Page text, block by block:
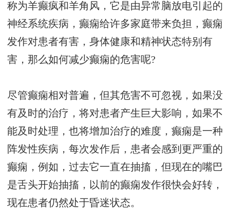
称为羊癫疯和羊角风，它是由异常脑放电引起的
神经系统疾病，癫痫给许多家庭带来负担，癫痫
发作对患者有害，身体健康和精神状态特别有
害，那么如何减少癫痫的危害呢?
尽管癫痫相对普遍，但其危害不可忽视，如果没
有及时的治疗，将对患者产生巨大影响，如果不
能及时处理，也将增加治疗的难度，癫痫是一种
阵发性疾病，每次发作后，患者会感到更严重的
癫痫，例如，过去它一直在抽搐，但现在的嘴巴
是舌头开始抽搐，以前的癫痫发作很快会好转，
现在患者仍然处于昏迷状态。